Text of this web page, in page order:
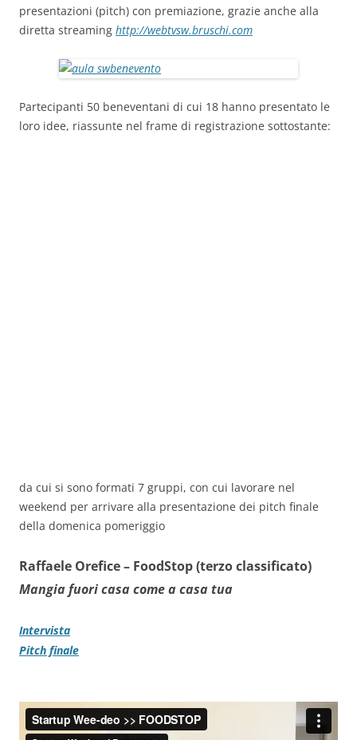
presentazioni (pitch) con premiazione, grazie anche alla
diretta streaming http://webtvsw.bruschi.com
Partecipanti 50 beneventani di cui 18 hanno presentato le
loro idee, riassunte nel frame di registrazione sottostante:
da cui si sono formati 7 gruppi, con cui lavorare nel
weekend per arrivare alla presentazione dei pitch finale
della domenica pomeriggio
Raffaele Orefice – FoodStop (terzo classificato)
Mangia fuori casa come a casa tua
Intervista
Pitch finale